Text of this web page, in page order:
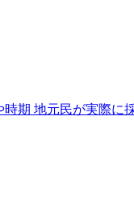
時期 地元民が実際に